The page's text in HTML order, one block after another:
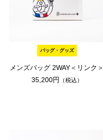
バッグ・グッズ
メンズバッグ 2WAY＜リンク＞
35,200円
（税込）